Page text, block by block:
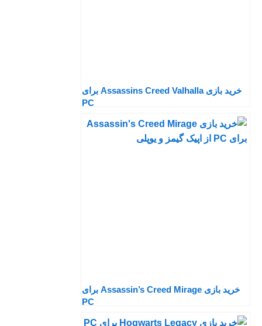
خرید بازی Assassins Creed Valhalla برای
PC
خرید بازی Assassin’s Creed Mirage برای
PC